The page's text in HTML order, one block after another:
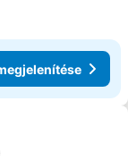
kedvencekhez